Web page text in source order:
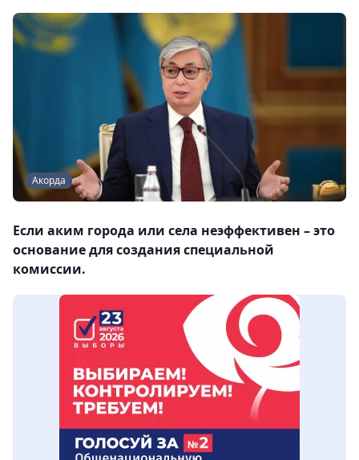
Акорда
Если аким города или села неэффективен – это
основание для создания специальной
комиссии.